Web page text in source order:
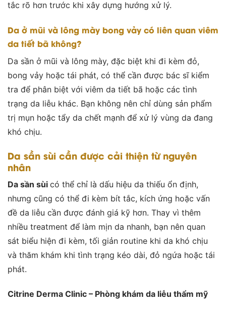
tắc rõ hơn trước khi xây dựng hướng xử lý.
Da ở mũi và lông mày bong vảy có liên quan viêm
da tiết bã không?
Da sần ở mũi và lông mày, đặc biệt khi đi kèm đỏ,
bong vảy hoặc tái phát, có thể cần được bác sĩ kiểm
tra để phân biệt với viêm da tiết bã hoặc các tình
trạng da liễu khác. Bạn không nên chỉ dùng sản phẩm
trị mụn hoặc tẩy da chết mạnh để xử lý vùng da đang
khó chịu.
Da sần sùi cần được cải thiện từ nguyên
nhân
Da sần sùi có thể chỉ là dấu hiệu da thiếu ổn định,
nhưng cũng có thể đi kèm bít tắc, kích ứng hoặc vấn
đề da liễu cần được đánh giá kỹ hơn. Thay vì thêm
nhiều treatment để làm mịn da nhanh, bạn nên quan
sát biểu hiện đi kèm, tối giản routine khi da khó chịu
và thăm khám khi tình trạng kéo dài, đỏ ngứa hoặc tái
phát.
Citrine Derma Clinic – Phòng khám da liễu thẩm mỹ